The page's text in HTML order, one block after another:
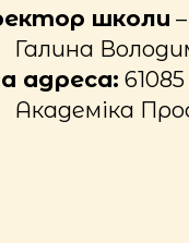
школи
Галина
адреса:
Академіка